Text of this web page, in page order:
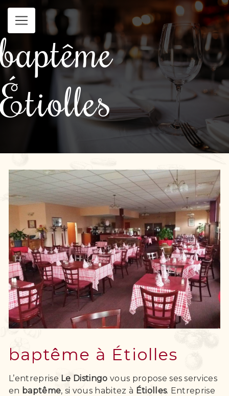
baptême
Étiolles
baptême à Étiolles
L’entreprise Le Distingo vous propose ses services
en baptême, si vous habitez à Étiolles. Entreprise
Panneau de gestion des cookies